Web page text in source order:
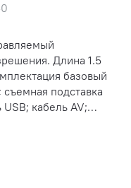
Длина 1.5
базовый